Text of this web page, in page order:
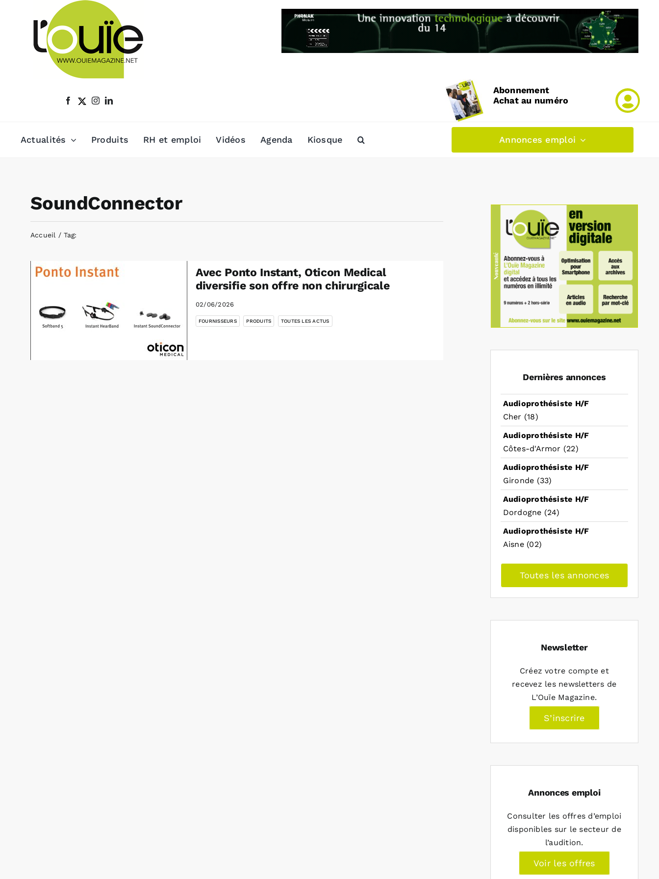
Abonnement
Achat au numéro
Actualités Produits RH et emploi Vidéos Agenda Kiosque Annonces emploi
SoundConnector
Accueil Tag:
Avec Ponto Instant, Oticon Medical
diversifie son offre non chirurgicale
02/06/2026
FOURNISSEURS PRODUITS TOUTES LES ACTUS
Dernières annonces
Audioprothésiste H/F
Cher (18)
Audioprothésiste H/F
Côtes-d'Armor (22)
Audioprothésiste H/F
Gironde (33)
Audioprothésiste H/F
Dordogne (24)
Audioprothésiste H/F
Aisne (02)
Toutes les annonces
Newsletter
Créez votre compte et
recevez les newsletters de
L’Ouïe Magazine.
S’inscrire
Annonces emploi
Consulter les offres d’emploi
disponibles sur le secteur de
l’audition.
Voir les offres